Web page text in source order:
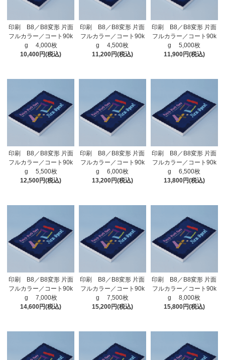
印刷 B8／B8変形 片面
フルカラー／コート90k
g 4,000枚
10,400円(税込)
印刷 B8／B8変形 片面
フルカラー／コート90k
g 4,500枚
11,200円(税込)
印刷 B8／B8変形 片面
フルカラー／コート90k
g 5,000枚
11,900円(税込)
印刷 B8／B8変形 片面
フルカラー／コート90k
g 5,500枚
12,500円(税込)
印刷 B8／B8変形 片面
フルカラー／コート90k
g 6,000枚
13,200円(税込)
印刷 B8／B8変形 片面
フルカラー／コート90k
g 6,500枚
13,800円(税込)
印刷 B8／B8変形 片面
フルカラー／コート90k
g 7,000枚
14,600円(税込)
印刷 B8／B8変形 片面
フルカラー／コート90k
g 7,500枚
15,200円(税込)
印刷 B8／B8変形 片面
フルカラー／コート90k
g 8,000枚
15,800円(税込)